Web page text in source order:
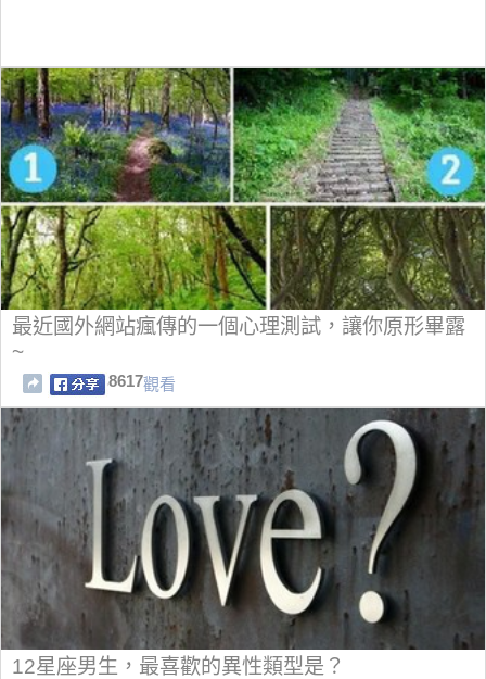
最近國外網站瘋傳的一個心理測試，讓你原形畢露
~
8617觀看
12星座男生，最喜歡的異性類型是？